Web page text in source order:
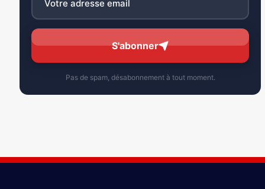
S'abonner
Pas de spam, désabonnement à tout moment.